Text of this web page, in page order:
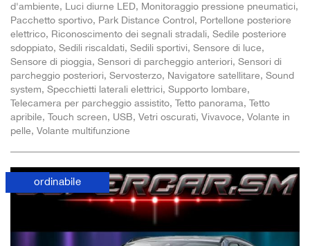
d'ambiente, Luci diurne LED, Monitoraggio pressione pneumatici,
Pacchetto sportivo, Park Distance Control, Portellone posteriore
elettrico, Riconoscimento dei segnali stradali, Sedile posteriore
sdoppiato, Sedili riscaldati, Sedili sportivi, Sensore di luce,
Sensore di pioggia, Sensori di parcheggio anteriori, Sensori di
parcheggio posteriori, Servosterzo, Navigatore satellitare, Sound
system, Specchietti laterali elettrici, Supporto lombare,
Telecamera per parcheggio assistito, Tetto panorama, Tetto
apribile, Touch screen, USB, Vetri oscurati, Vivavoce, Volante in
pelle, Volante multifunzione
ordinabile